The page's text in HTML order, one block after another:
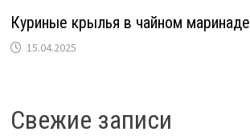
Куриные крылья в чайном маринаде
15.04.2025
Свежие записи